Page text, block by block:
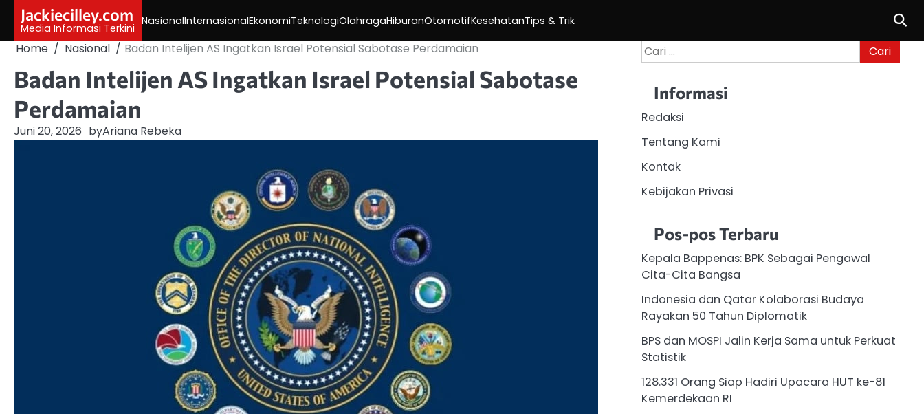
content
Jackiecilley.com
Media Informasi Terkini
NasionalInternasionalEkonomiTeknologiOlahragaHiburanOtomotifKesehatanTips & Trik
Home Nasional Badan Intelijen AS Ingatkan Israel Potensial Sabotase Perdamaian
Badan Intelijen AS Ingatkan Israel Potensial Sabotase
Perdamaian
Juni 20, 2026 byAriana Rebeka
Cari
untuk:
Informasi
Redaksi
Tentang Kami
Kontak
Kebijakan Privasi
Pos-pos Terbaru
Kepala Bappenas: BPK Sebagai Pengawal
Cita-Cita Bangsa
Indonesia dan Qatar Kolaborasi Budaya
Rayakan 50 Tahun Diplomatik
BPS dan MOSPI Jalin Kerja Sama untuk Perkuat
Statistik
128.331 Orang Siap Hadiri Upacara HUT ke-81
Kemerdekaan RI